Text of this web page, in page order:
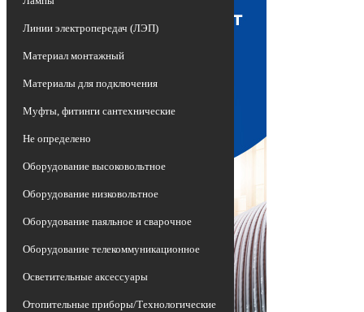
Линии электропередач (ЛЭП)
Материал монтажный
Материалы для подключения
Муфты, фитинги сантехнические
Не определено
Оборудование высоковольтное
Оборудование низковольтное
Оборудование паяльное и сварочное
Оборудование телекоммуникационное
Осветительные аксессуары
Отопительные приборы/Технологические